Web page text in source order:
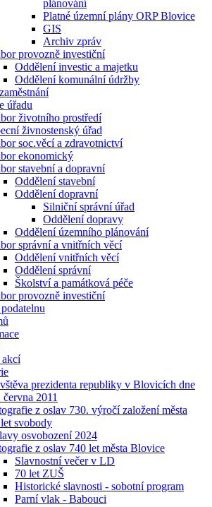
plánování
Platné územní plány ORP Blovice
GIS
Archiv zpráv
provozně investiční
Oddělení investic a majetku
Oddělení komunální údržby
úřadu
životního prostředí
živnostenský úřad
soc.věcí a zdravotnictví
ekonomický
stavební a dopravní
Oddělení stavební
Oddělení dopravní
Silniční správní úřad
Oddělení dopravy
Oddělení územního plánování
správní a vnitřních věcí
Oddělení vnitřních věcí
Oddělení správní
Školství a památková péče
provozně investiční
akcí
prezidenta republiky v Blovicích dne
června 2011
z oslav 730. výročí založení města
svobody
osvobození 2024
z oslav 740 let města Blovice
Slavnostní večer v LD
70 let ZUŠ
Historické slavnosti - sobotní program
Parní vlak - Babouci